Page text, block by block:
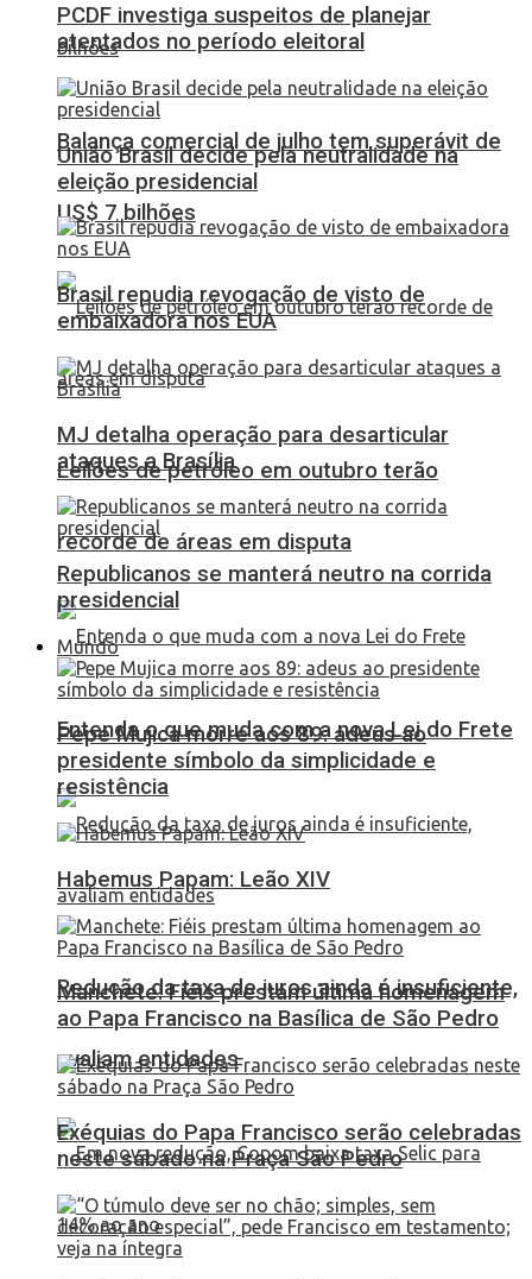
Balança comercial de julho tem superávit de
US$ 7 bilhões
Leilões de petróleo em outubro terão
recorde de áreas em disputa
Entenda o que muda com a nova Lei do Frete
Redução da taxa de juros ainda é insuficiente,
avaliam entidades
PCDF investiga suspeitos de planejar
atentados no período eleitoral
União Brasil decide pela neutralidade na
eleição presidencial
Brasil repudia revogação de visto de
embaixadora nos EUA
MJ detalha operação para desarticular
ataques a Brasília
Republicanos se manterá neutro na corrida
presidencial
Mundo
Pepe Mujica morre aos 89: adeus ao
presidente símbolo da simplicidade e
resistência
Habemus Papam: Leão XIV
Manchete: Fiéis prestam última homenagem
ao Papa Francisco na Basílica de São Pedro
Exéquias do Papa Francisco serão celebradas
neste sábado na Praça São Pedro